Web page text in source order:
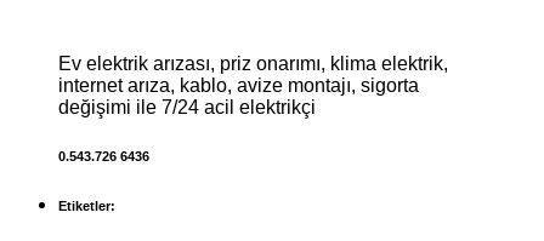
Ev elektrik arızası, priz onarımı, klima elektrik,
internet arıza, kablo, avize montajı, sigorta
değişimi ile 7/24 acil elektrikçi
0.543.726 6436
Etiketler: